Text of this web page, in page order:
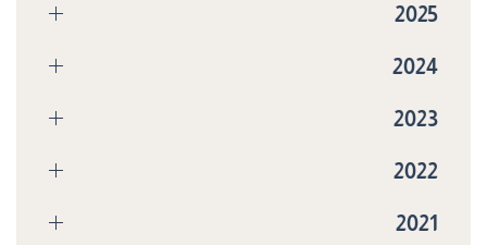
2025
2024
2023
2022
2021